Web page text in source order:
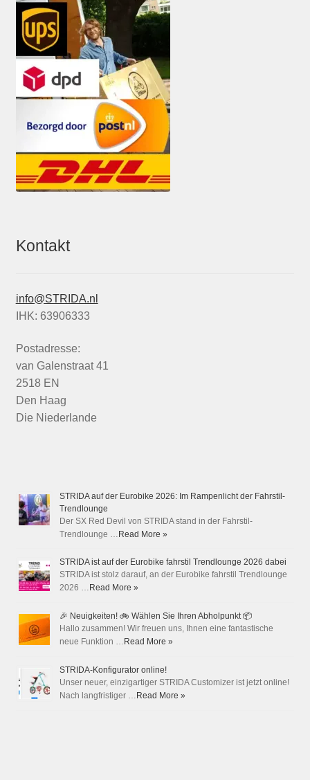
Kontakt
info@STRIDA.nl
IHK: 63906333
Postadresse:
van Galenstraat 41
2518 EN
Den Haag
Die Niederlande
STRIDA auf der Eurobike 2026: Im Rampenlicht der Fahrstil-
Trendlounge
Der SX Red Devil von STRIDA stand in der Fahrstil-
Trendlounge … Read More »
STRIDA ist auf der Eurobike fahrstil Trendlounge 2026 dabei
STRIDA ist stolz darauf, an der Eurobike fahrstil Trendlounge
2026 … Read More »
🎉 Neuigkeiten! 🚲 Wählen Sie Ihren Abholpunkt 📦
Hallo zusammen! Wir freuen uns, Ihnen eine fantastische
neue Funktion … Read More »
STRIDA-Konfigurator online!
Unser neuer, einzigartiger STRIDA Customizer ist jetzt online!
Nach langfristiger … Read More »